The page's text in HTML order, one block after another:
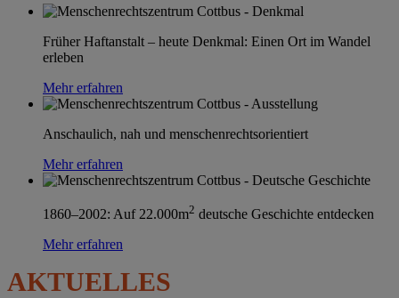
Früher Haftanstalt – heute Denkmal: Einen Ort im Wandel
erleben
Mehr erfahren
Anschaulich, nah und menschenrechtsorientiert
Mehr erfahren
1860–2002: Auf 22.000m2 deutsche Geschichte entdecken
Mehr erfahren
AKTUELLES